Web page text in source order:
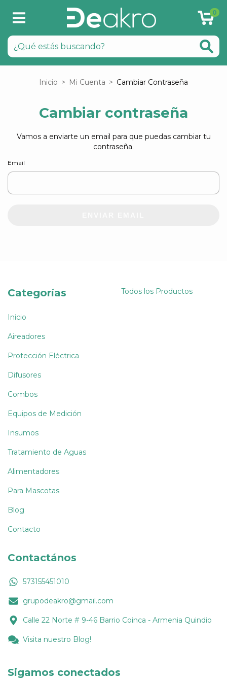
0
Inicio > Mi Cuenta > Cambiar Contraseña
Cambiar contraseña
Vamos a enviarte un email para que puedas cambiar tu
contraseña.
Email
Categorías
Inicio
Aireadores
Protección Eléctrica
Difusores
Combos
Equipos de Medición
Insumos
Tratamiento de Aguas
Alimentadores
Para Mascotas
Blog
Contacto
Todos los Productos
Contactános
573155451010
grupodeakro@gmail.com
Calle 22 Norte # 9-46 Barrio Coinca - Armenia Quindio
Visita nuestro Blog!
Sigamos conectados